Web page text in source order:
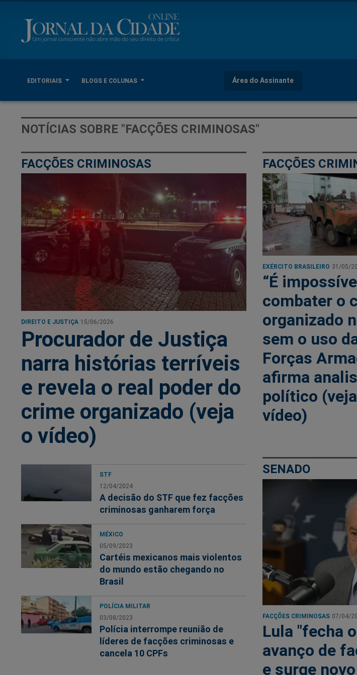
EDITORIAIS BLOGS E COLUNAS Área do Assinante
NOTÍCIAS SOBRE "FACÇÕES CRIMINOSAS"
FACÇÕES CRIMINOSAS
DIREITO E JUSTIÇA 15/06/2026
Procurador de Justiça
narra histórias terríveis
e revela o real poder do
crime organizado (veja
o vídeo)
STF
12/04/2024
A decisão do STF que fez facções
criminosas ganharem força
MÉXICO
05/09/2023
Cartéis mexicanos mais violentos
do mundo estão chegando no
Brasil
POLÍCIA MILITAR
03/08/2023
Polícia interrompe reunião de
líderes de facções criminosas e
cancela 10 CPFs
FACÇÕES
EXÉRCITO BRASILEIRO 31/05/
“É
combater o
organizado
sem o uso
Forças
afirma
político
vídeo)
SENADO
FACÇÕES CRIMINOSAS 07/04/
Lula "fecha
avanço de
e surge